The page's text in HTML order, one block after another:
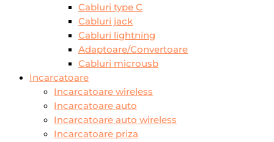
Cabluri type C
Cabluri jack
Cabluri lightning
Adaptoare/Convertoare
Cabluri microusb
Incarcatoare
Incarcatoare wireless
Incarcatoare auto
Incarcatoare auto wireless
Incarcatoare priza